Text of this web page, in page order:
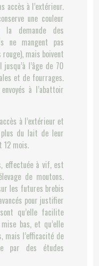
accès à l’extérieur.
une couleur
demande des
ne mangent pas
mais boivent
l’âge de 70
et de fourrages.
à l’abattoir
à l’extérieur et
plus du lait de leur
12 mois.
effectuée à vif, est
de moutons.
les futures brebis
pour justifier
qu’elle facilite
bas, et qu’elle
mais l’efficacité de
par des études